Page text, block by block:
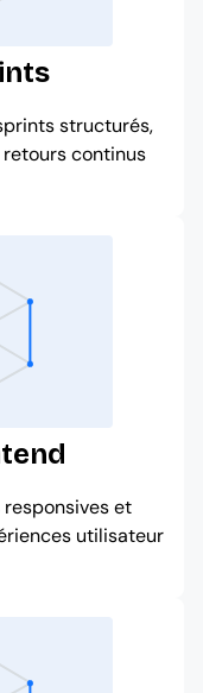
structurés,
continus
et
utilisateur